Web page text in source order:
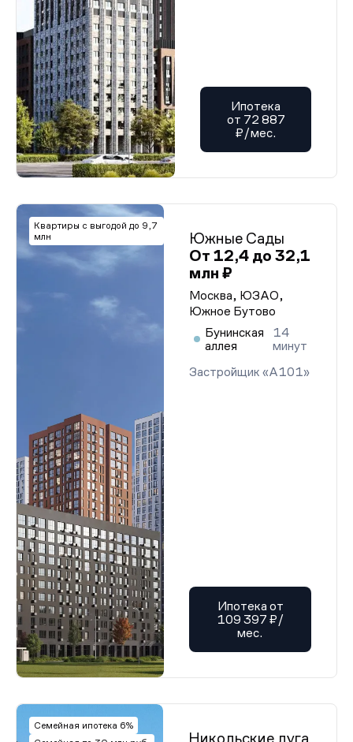
Ипотека
от 72 887
₽/мес.
Квартиры с выгодой до 9,7
млн
Южные Сады
От 12,4 до 32,1
млн ₽
Москва, ЮЗАО,
Южное Бутово
Бунинская
аллея
14
минут
Застройщик «А101»
Ипотека от
109 397 ₽/
мес.
Семейная ипотека 6%
Никольские луга